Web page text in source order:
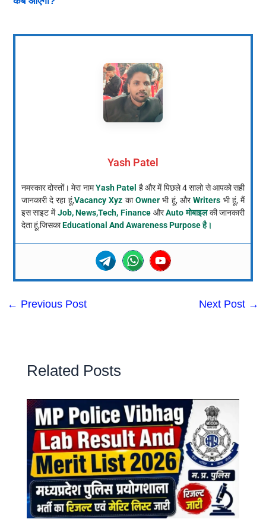
Yash Patel
नमस्कार दोस्तों। मेरा नामYash Patel है और में पिछले 4 सालो से आपको सही
जानकारी दे रहा हूं,Vacancy Xyz काOwnerभी हूं, औरWriters भी हूं, मैं
इस साइट मेंJob, News,Tech, Finance औरAuto मोबाइलकी जानकारी
देता हूं,जिसकाEducational And Awareness Purpose है।
← Previous Post Next Post →
Related Posts